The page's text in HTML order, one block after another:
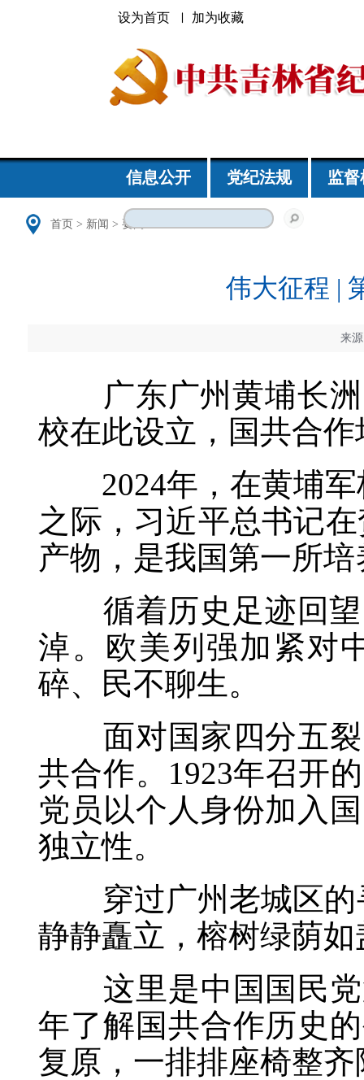
设为首页 加为收藏
信息公开 党纪法规 监
首页 > 新闻 > 要闻
伟大征程 |
来
广东广州黄埔长洲
校在此设立，国共合
2024年，在黄埔军
之际，习近平总书记
产物，是我国第一所
循着历史足迹回望
淖。欧美列强加紧对
碎、民不聊生。
面对国家四分五裂
共合作。1923年召开
党员以个人身份加入
独立性。
穿过广州老城区的
静静矗立，榕树绿荫如
这里是中国国民党
年了解国共合作历史
复原，一排排座椅整齐